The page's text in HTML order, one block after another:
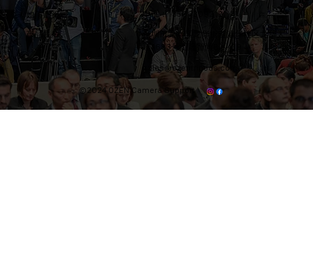
​如何购买
产品售后
©2024 OZEN Camera Support
电话：13566309212
sales@ozentripods.com
​深圳市龙华区龙华街道清华社区龙华大
道4683号汇隆智尚B区439